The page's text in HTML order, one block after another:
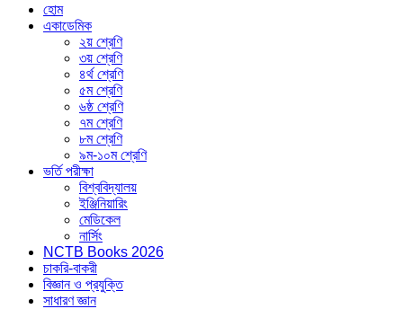
হোম
একাডেমিক
২য় শ্রেণি
৩য় শ্রেণি
৪র্থ শ্রেণি
৫ম শ্রেণি
৬ষ্ঠ শ্রেণি
৭ম শ্রেণি
৮ম শ্রেণি
৯ম-১০ম শ্রেণি
ভর্তি পরীক্ষা
বিশ্ববিদ্যালয়
ইঞ্জিনিয়ারিং
মেডিকেল
নার্সিং
NCTB Books 2026
চাকরি-বাকরী
বিজ্ঞান ও প্রযুক্তি
সাধারণ জ্ঞান